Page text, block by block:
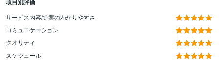
項目別評価
サービス内容/提案のわかりやすさ
コミュニケーション
クオリティ
スケジュール